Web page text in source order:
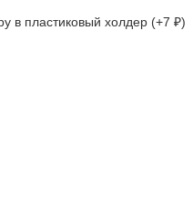
в пластиковый холдер (+7 ₽)